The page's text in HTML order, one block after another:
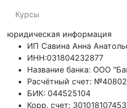
Курсы
юридическая информация
ИП Савина Анна
ИНН:031804232877
Название банка: ООО
Расчётный счет:
БИК: 044525104
Корр. счет: